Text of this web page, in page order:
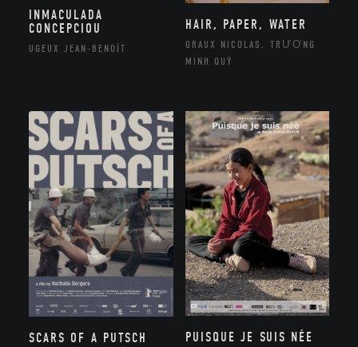
INMACULADA
CONCEPCIOU
UGEUX JEAN-BENOÎT
HAIR, PAPER, WATER
GRAUX NICOLAS, TRƯƠNG
MINH QUÝ
SCARS OF A PUTSCH PUISQUE JE SUIS NÉE